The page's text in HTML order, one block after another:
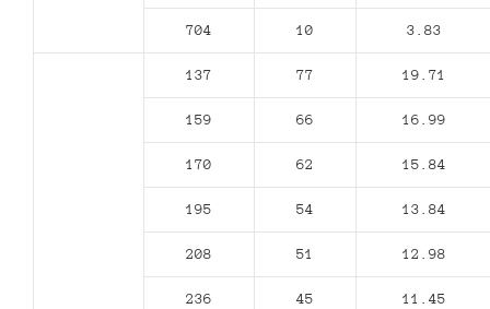
704 10 3.83
137 77 19.71
159 66 16.99
170 62 15.84
195 54 13.84
208 51 12.98
236 45 11.45